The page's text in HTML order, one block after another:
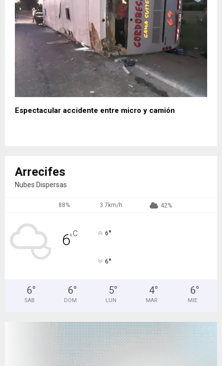
Espectacular accidente entre micro y camión
Arrecifes
Nubes Dispersas
88% 3.7km/h 42%
6°C 6°
6°
6°
SAB
6°
DOM
5°
LUN
4°
MAR
6°
MIE